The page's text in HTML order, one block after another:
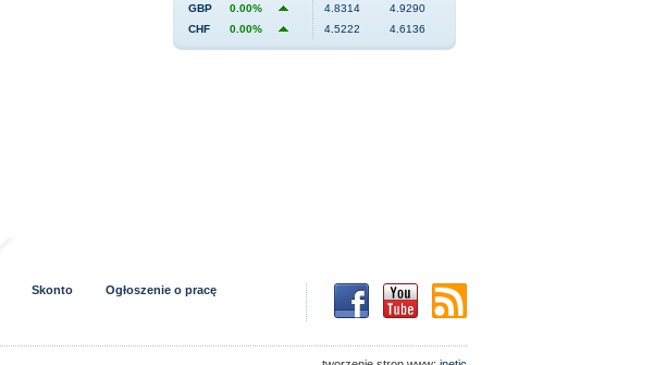
GBP
0.00% 4.8314
4.9290
CHF
0.00% 4.5222 4.6136
Skonto Ogłoszenie o pracę